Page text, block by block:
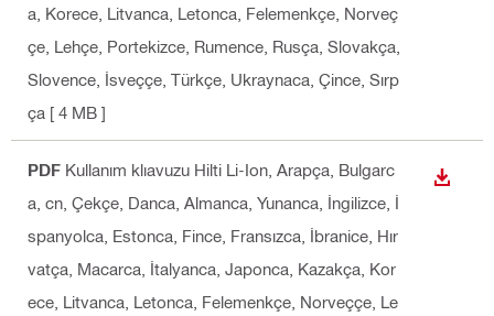
a, Korece, Litvanca, Letonca, Felemenkçe, Norveç
çe, Lehçe, Portekizce, Rumence, Rusça, Slovakça,
Slovence, İsveççe, Türkçe, Ukraynaca, Çince, Sırp
ça [ 4 MB ]
PDF Kullanım klıavuzu Hilti Li-Ion , Arapça, Bulgarc
a, cn, Çekçe, Danca, Almanca, Yunanca, İngilizce, İ
spanyolca, Estonca, Fince, Fransızca, İbranice, Hır
vatça, Macarca, İtalyanca, Japonca, Kazakça, Kor
ece, Litvanca, Letonca, Felemenkçe, Norveççe, Le
İNDIR